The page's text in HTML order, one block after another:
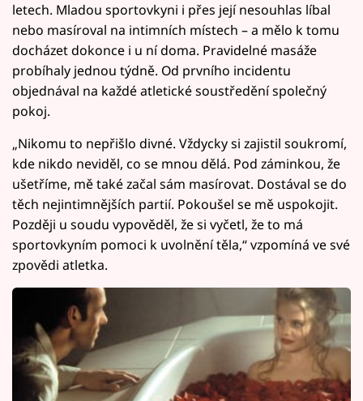
letech. Mladou sportovkyni i přes její nesouhlas líbal
nebo masíroval na intimních místech – a mělo k tomu
docházet dokonce i u ní doma. Pravidelné masáže
probíhaly jednou týdně. Od prvního incidentu
objednával na každé atletické soustředění společný
pokoj.
„Nikomu to nepřišlo divné. Vždycky si zajistil soukromí,
kde nikdo neviděl, co se mnou dělá. Pod záminkou, že
ušetříme, mě také začal sám masírovat. Dostával se do
těch nejintimnějších partií. Pokoušel se mě uspokojit.
Později u soudu vypověděl, že si vyčetl, že to má
sportovkyním pomoci k uvolnění těla,“ vzpomíná ve své
zpovědi atletka.